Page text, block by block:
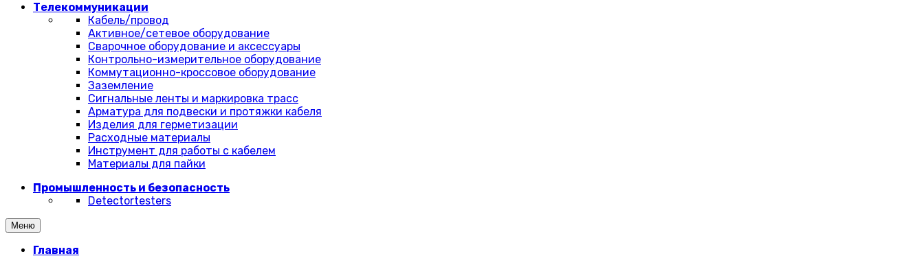
Телекоммуникации
Кабель/провод
Активное/сетевое оборудование
Сварочное оборудование и аксессуары
Контрольно-измерительное оборудование
Коммутационно-кроссовое оборудование
Заземление
Сигнальные ленты и маркировка трасс
Арматура для подвески и протяжки кабеля
Изделия для герметизации
Расходные материалы
Инструмент для работы с кабелем
Материалы для пайки
Промышленность и безопасность
Detectortesters
Меню
Главная